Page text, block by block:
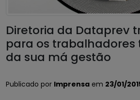
Diretoria da Dataprev
para os trabalhadores
da sua má gestão
Publicado por Imprensa em 23/01/